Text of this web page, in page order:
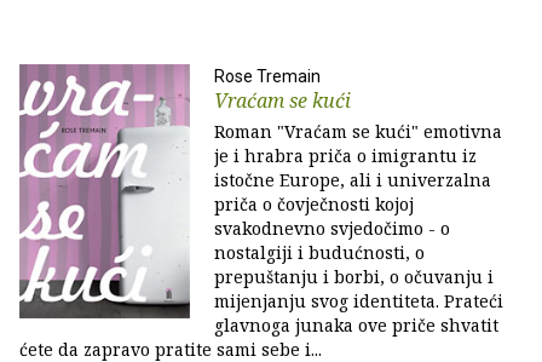
Rose Tremain
Vraćam se kući
Roman "Vraćam se kući" emotivna
je i hrabra priča o imigrantu iz
istočne Europe, ali i univerzalna
priča o čovječnosti kojoj
svakodnevno svjedočimo - o
nostalgiji i budućnosti, o
prepuštanju i borbi, o očuvanju i
mijenjanju svog identiteta. Prateći
glavnoga junaka ove priče shvatit
ćete da zapravo pratite sami sebe i...